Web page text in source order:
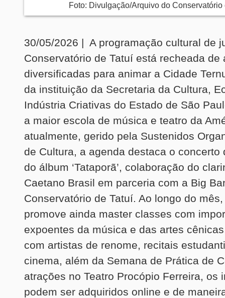
Foto: Divulgação/Arquivo do Conservatório
30/05/2026 | A programação cultural de
Conservatório de Tatuí está recheada de
diversificadas para animar a Cidade
da instituição da Secretaria da Cultura,
Indústria Criativas do Estado de São
a maior escola de música e teatro da
atualmente, gerido pela Sustenidos
de Cultura, a agenda destaca o concerto
do álbum ‘Tataporã’, colaboração do
Caetano Brasil em parceria com a Big
Conservatório de Tatuí. Ao longo do
promove ainda master classes com
expoentes da música e das artes
com artistas de renome, recitais
cinema, além da Semana de Prática de
atrações no Teatro Procópio Ferreira, os
podem ser adquiridos online e de